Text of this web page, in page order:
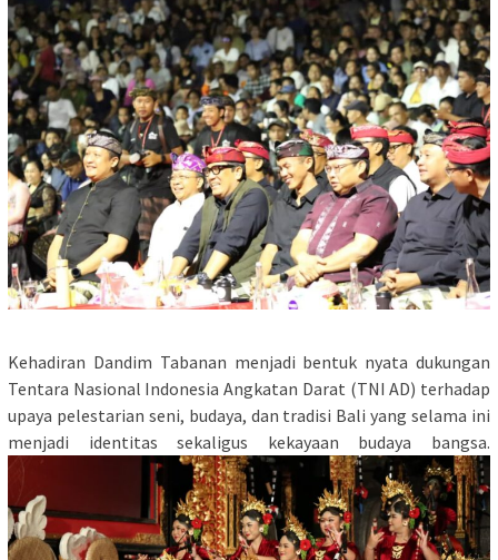
Kehadiran Dandim Tabanan menjadi bentuk nyata dukungan
Tentara Nasional Indonesia Angkatan Darat (TNI AD) terhadap
upaya pelestarian seni, budaya, dan tradisi Bali yang selama ini
menjadi identitas sekaligus kekayaan budaya bangsa.